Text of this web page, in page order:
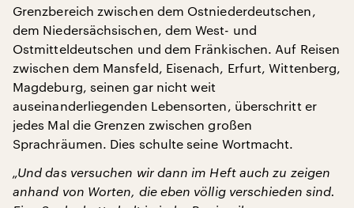
Grenzbereich zwischen dem Ostniederdeutschen,
dem Niedersächsischen, dem West- und
Ostmitteldeutschen und dem Fränkischen. Auf Reisen
zwischen dem Mansfeld, Eisenach, Erfurt, Wittenberg,
Magdeburg, seinen gar nicht weit
auseinanderliegenden Lebensorten, überschritt er
jedes Mal die Grenzen zwischen großen
Sprachräumen. Dies schulte seine Wortmacht.
„Und das versuchen wir dann im Heft auch zu zeigen
anhand von Worten, die eben völlig verschieden sind.